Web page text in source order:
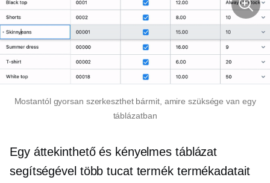
Mostantól gyorsan szerkeszthet bármit, amire szüksége van egy
táblázatban
Egy áttekinthető és kényelmes táblázat
segítségével több tucat termék termékadatait